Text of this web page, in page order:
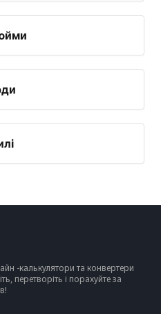
-калькулятори та конвертери
перетворіть і порахуйте за